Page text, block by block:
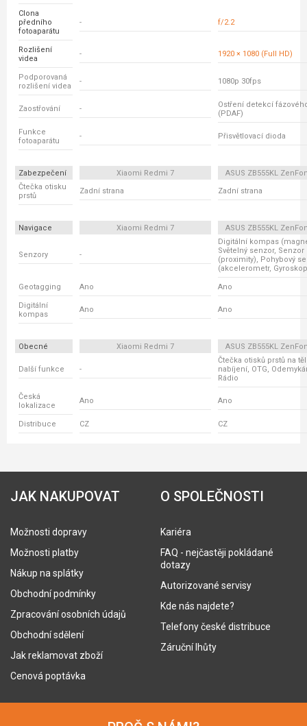
Clona
předního
fotoaparátu
- f/2.2
Rozlišení
videa
- 1920 × 1080 (Full HD)
Podporovaná
rozlišení videa
- 1080p 30fps
Zaostřování -
Ostření detekcí
(PDAF)
Funkce
fotoaparátu
- Přisvětlovací dioda
Zabezpečení Xiaomi Redmi 7
ASUS ZB555KL
Čtečka otisku
prstů
Zadní strana Zadní strana
Navigace Xiaomi Redmi 7 ASUS ZB555KL
Senzory -
Digitální kompas
Světelný senzor,
(proximity), Pohybový
(akcelerometr,
Geotagging Ano Ano
Digitální
kompas
Ano Ano
Obecné Xiaomi Redmi 7 ASUS ZB555KL
Další funkce -
Čtečka otisků prstů na
nabíjení, OTG,
Rádio
Česká
lokalizace
Ano Ano
Distribuce CZ CZ
JAK NAKUPOVAT
Možnosti dopravy
Možnosti platby
Nákup na splátky
Obchodní podmínky
Zpracování osobních údajů
Obchodní sdělení
Jak reklamovat zboží
Cenová poptávka
O SPOLEČNOSTI
Kariéra
FAQ - nejčastěji pokládané
dotazy
Autorizované servisy
Kde nás najdete?
Telefony české distribuce
Záruční lhůty